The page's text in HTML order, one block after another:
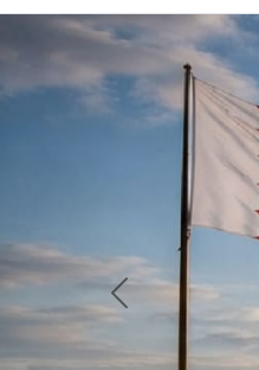
Next